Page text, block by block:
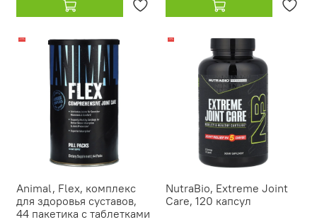
-23%
Animal, Flex, комплекс
для здоровья суставов,
44 пакетика с таблетками
-18%
NutraBio, Extreme Joint
Care, 120 капсул